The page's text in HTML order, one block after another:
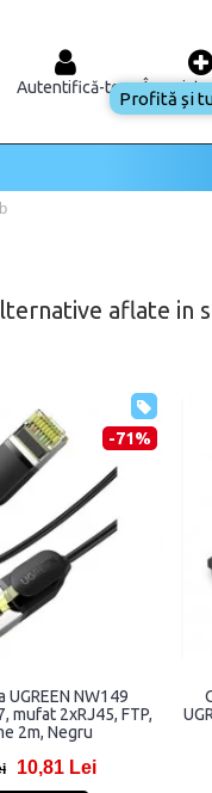
Autentifică-te
aflate in
-71%
UGREEN NW149
mufat 2xRJ45, FTP,
2m, Negru
10,81 Lei
Profită și